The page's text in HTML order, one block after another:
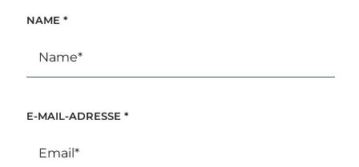
NAME *
E-MAIL-ADRESSE *